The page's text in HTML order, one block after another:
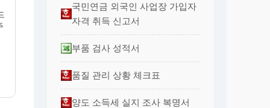
국민연금 외국인 사업장 가입자
자격 취득 신고서
부품 검사 성적서
품질 관리 상황 체크표
양도 소득세 실지 조사 복명서